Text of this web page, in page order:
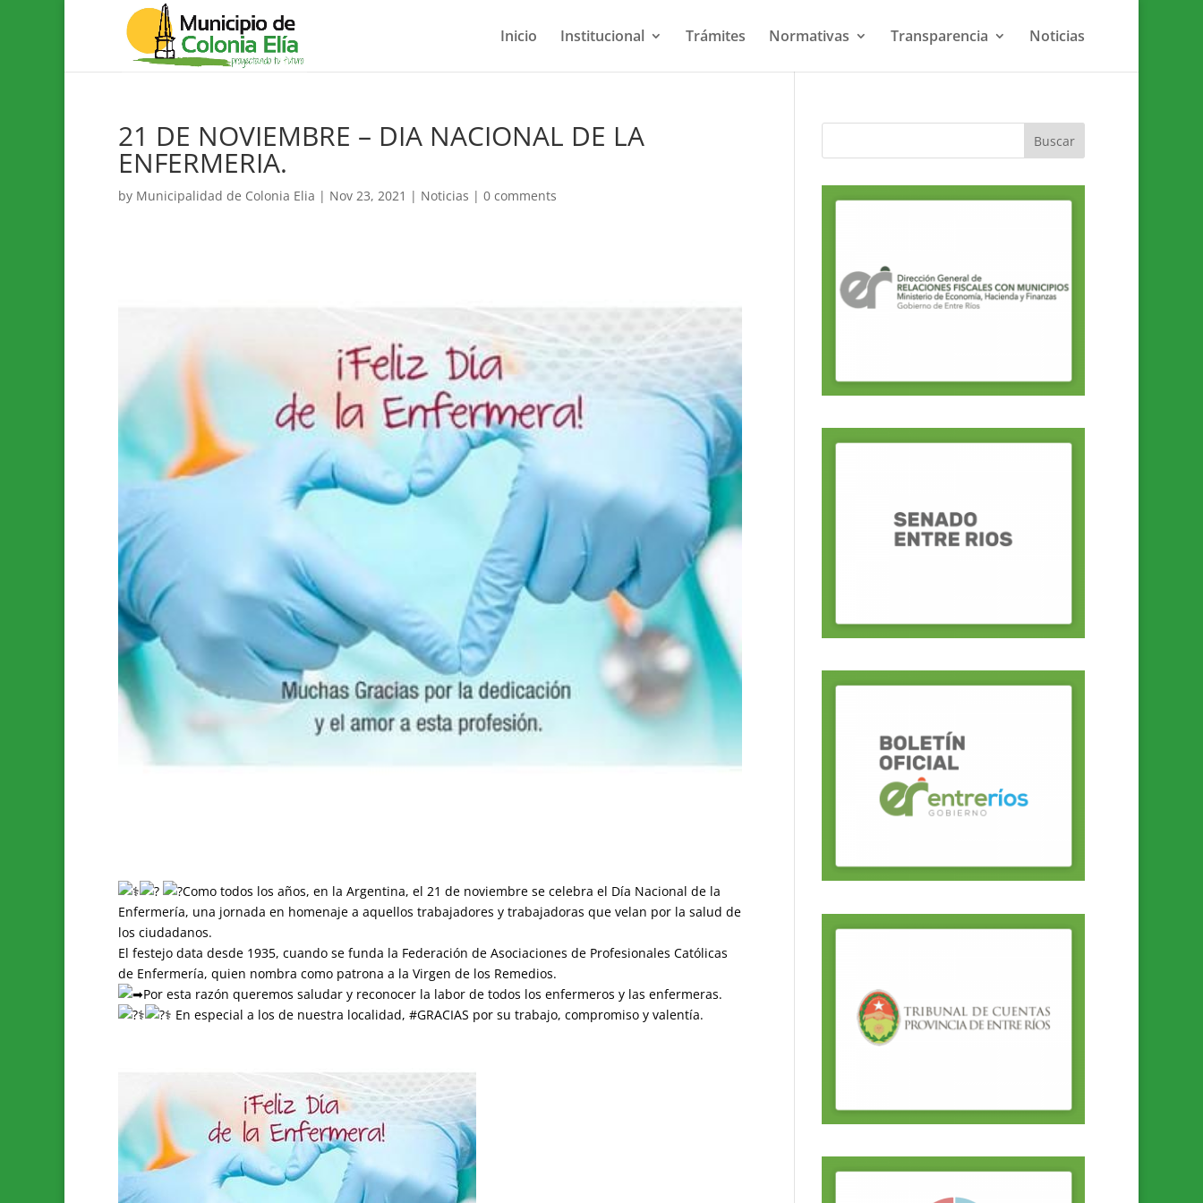
Inicio Institucional Trámites Normativas Transparencia Noticias
21 DE NOVIEMBRE – DIA NACIONAL DE LA
ENFERMERIA.
by Municipalidad de Colonia Elia | Nov 23, 2021 | Noticias | 0 comments
Como todos los años, en la Argentina, el 21 de noviembre se celebra el Día Nacional de la
Enfermería, una jornada en homenaje a aquellos trabajadores y trabajadoras que velan por la salud de
los ciudadanos.
El festejo data desde 1935, cuando se funda la Federación de Asociaciones de Profesionales Católicas
de Enfermería, quien nombra como patrona a la Virgen de los Remedios.
Por esta razón queremos saludar y reconocer la labor de todos los enfermeros y las enfermeras.
En especial a los de nuestra localidad, #GRACIAS por su trabajo, compromiso y valentía.